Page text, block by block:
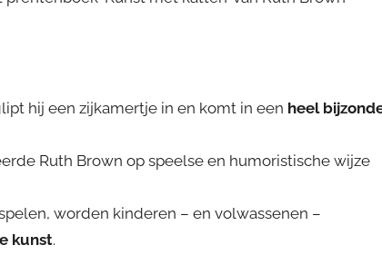
hij een zijkamertje in en komt in een heel
Ruth Brown op speelse en humoristische wijze
worden kinderen – en volwassenen –
kunst.